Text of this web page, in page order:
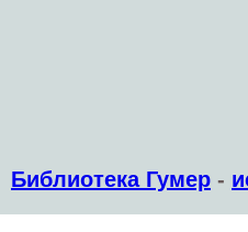
Библиотека Гумер -